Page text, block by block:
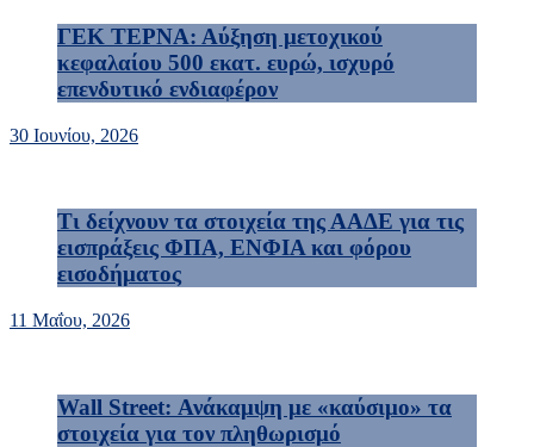
ΓΕΚ ΤΕΡΝΑ: Αύξηση μετοχικού
κεφαλαίου 500 εκατ. ευρώ, ισχυρό
επενδυτικό ενδιαφέρον
30 Ιουνίου, 2026
Τι δείχνουν τα στοιχεία της ΑΑΔΕ για τις
εισπράξεις ΦΠΑ, ΕΝΦΙΑ και φόρου
εισοδήματος
11 Μαΐου, 2026
Wall Street: Ανάκαμψη με «καύσιμο» τα
στοιχεία για τον πληθωρισμό